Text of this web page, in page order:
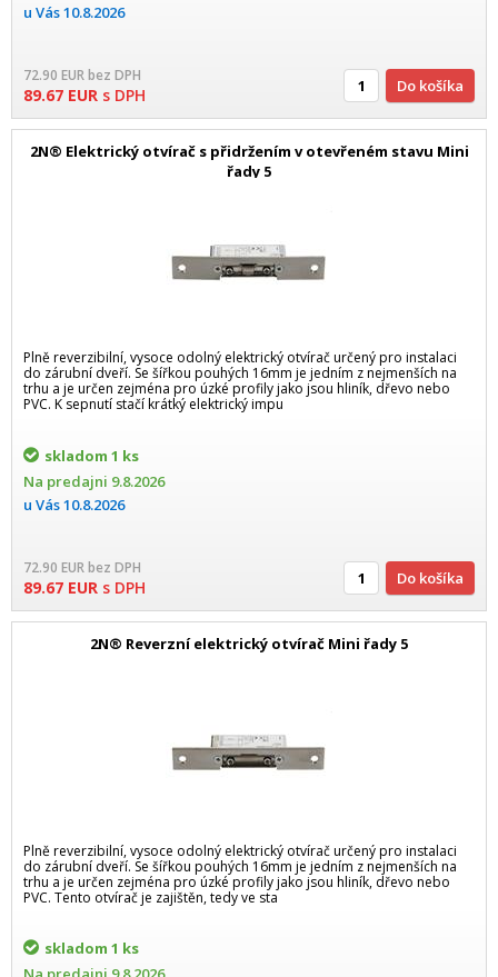
u Vás10.8.2026
72.90 EURbez DPH
89.67 EUR s DPH Do košíka
2N® Elektrický otvírač s přidržením v otevřeném stavu Mini
řady 5
Plně reverzibilní, vysoce odolný elektrický otvírač určený pro instalaci
do zárubní dveří. Se šířkou pouhých 16mm je jedním z nejmenších na
trhu a je určen zejména pro úzké profily jako jsou hliník, dřevo nebo
PVC. K sepnutí stačí krátký elektrický impu
skladom 1 ks
Na predajni 9.8.2026
u Vás10.8.2026
72.90 EURbez DPH
89.67 EUR s DPH Do košíka
2N® Reverzní elektrický otvírač Mini řady 5
Plně reverzibilní, vysoce odolný elektrický otvírač určený pro instalaci
do zárubní dveří. Se šířkou pouhých 16mm je jedním z nejmenších na
trhu a je určen zejména pro úzké profily jako jsou hliník, dřevo nebo
PVC. Tento otvírač je zajištěn, tedy ve sta
skladom 1 ks